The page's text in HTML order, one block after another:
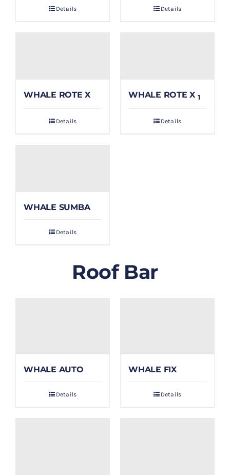
Details Details
WHALE ROTE X
Details
WHALE ROTE X 1
Details
WHALE SUMBA
Details
Roof Bar
WHALE AUTO
Details
WHALE FIX
Details